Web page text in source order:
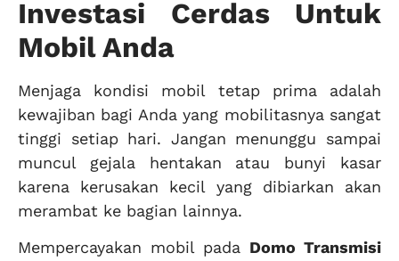
Investasi Cerdas Untuk
Mobil Anda
Menjaga kondisi mobil tetap prima adalah
kewajiban bagi Anda yang mobilitasnya sangat
tinggi setiap hari. Jangan menunggu sampai
muncul gejala hentakan atau bunyi kasar
karena kerusakan kecil yang dibiarkan akan
merambat ke bagian lainnya.
Mempercayakan mobil pada Domo Transmisi